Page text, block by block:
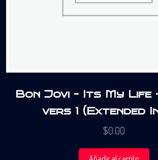
Bon Jovi – Its My Life
vers 1 (Extended
$0.00